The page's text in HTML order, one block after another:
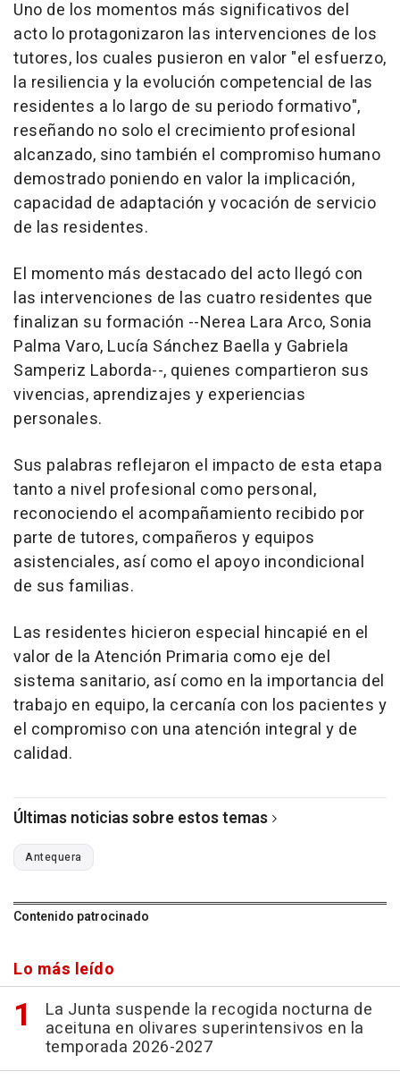
Uno de los momentos más significativos del
acto lo protagonizaron las intervenciones de los
tutores, los cuales pusieron en valor "el esfuerzo,
la resiliencia y la evolución competencial de las
residentes a lo largo de su periodo formativo",
reseñando no solo el crecimiento profesional
alcanzado, sino también el compromiso humano
demostrado poniendo en valor la implicación,
capacidad de adaptación y vocación de servicio
de las residentes.
El momento más destacado del acto llegó con
las intervenciones de las cuatro residentes que
finalizan su formación --Nerea Lara Arco, Sonia
Palma Varo, Lucía Sánchez Baella y Gabriela
Samperiz Laborda--, quienes compartieron sus
vivencias, aprendizajes y experiencias
personales.
Sus palabras reflejaron el impacto de esta etapa
tanto a nivel profesional como personal,
reconociendo el acompañamiento recibido por
parte de tutores, compañeros y equipos
asistenciales, así como el apoyo incondicional
de sus familias.
Las residentes hicieron especial hincapié en el
valor de la Atención Primaria como eje del
sistema sanitario, así como en la importancia del
trabajo en equipo, la cercanía con los pacientes y
el compromiso con una atención integral y de
calidad.
Últimas noticias sobre estos temas
Antequera
Contenido patrocinado
Lo más leído
La Junta suspende la recogida nocturna de
aceituna en olivares superintensivos en la
temporada 2026-2027